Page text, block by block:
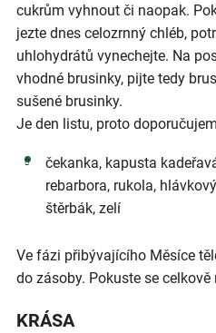
cukrům vyhnout či naopak.
jezte dnes celozrnný chléb,
uhlohydrátů vynechejte. Na
vhodné brusinky, pijte tedy
sušené brusinky.
Je den listu, proto
čekanka, kapusta
rebarbora, rukola,
štěrbák, zelí
Ve fázi přibývajícího Měsíce
do zásoby. Pokuste se
KRÁSA